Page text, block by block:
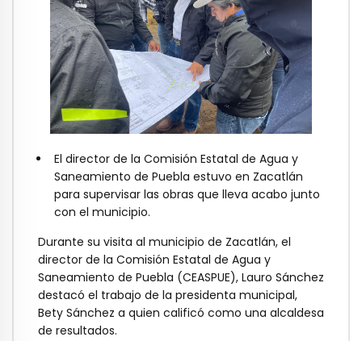
El director de la Comisión Estatal de Agua y
Saneamiento de Puebla estuvo en Zacatlán
para supervisar las obras que lleva acabo junto
con el municipio.
Durante su visita al municipio de Zacatlán, el
director de la Comisión Estatal de Agua y
Saneamiento de Puebla (CEASPUE), Lauro Sánchez
destacó el trabajo de la presidenta municipal,
Bety Sánchez a quien calificó como una alcaldesa
de resultados.